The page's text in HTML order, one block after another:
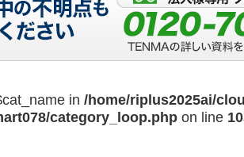
in /home/riplus2025ai/
category_loop.php on line